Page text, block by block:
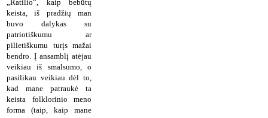
„Ratilio“, kaip bebūtų
keista, iš pradžių man
buvo dalykas su
patriotiškumu ar
pilietiškumu turįs mažai
bendro. Į ansamblį atėjau
veikiau iš smalsumo, o
pasilikau veikiau dėl to,
kad mane patraukė ta
keista folklorinio meno
forma (taip, kaip mane